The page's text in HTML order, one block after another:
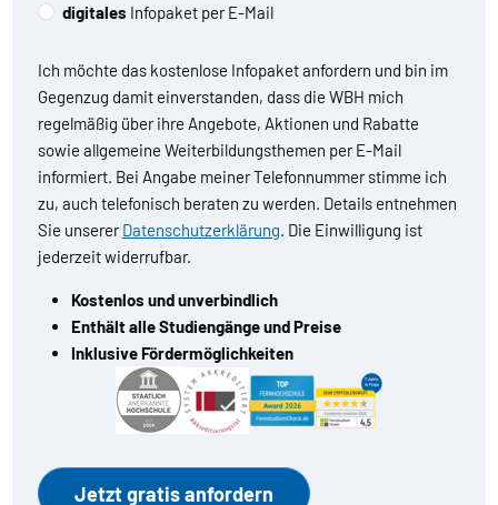
digitales Infopaket per E-Mail
Ich möchte das kostenlose Infopaket anfordern und bin im
Gegenzug damit einverstanden, dass die WBH mich
regelmäßig über ihre Angebote, Aktionen und Rabatte
sowie allgemeine Weiterbildungsthemen per E-Mail
informiert. Bei Angabe meiner Telefonnummer stimme ich
zu, auch telefonisch beraten zu werden. Details entnehmen
Sie unsererDatenschutzerklärung. Die Einwilligung ist
jederzeit widerrufbar.
Kostenlos und unverbindlich
Enthält alle Studiengänge und Preise
Inklusive Fördermöglichkeiten